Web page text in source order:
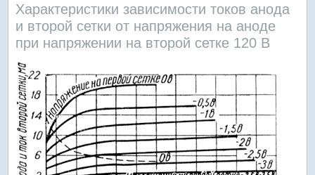
Характеристики зависимости токов анода
и второй сетки от напряжения на аноде
при напряжении на второй сетке 120 В